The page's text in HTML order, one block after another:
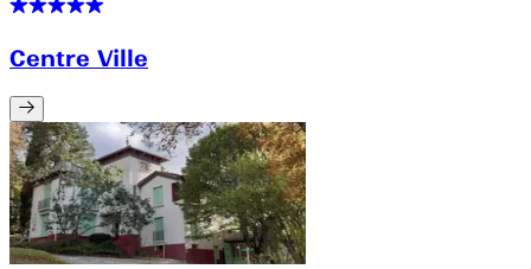
Centre Ville